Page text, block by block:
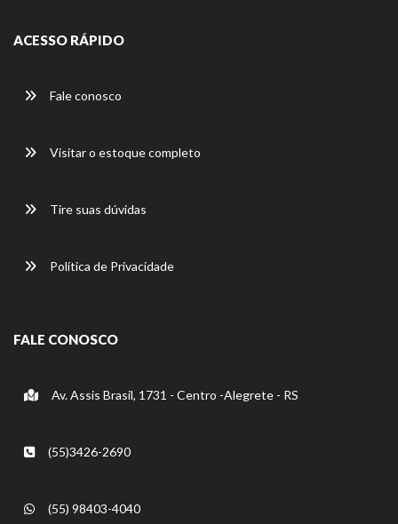
ACESSO RÁPIDO
Fale conosco
Visitar o estoque completo
Tire suas dúvidas
Política de Privacidade
FALE CONOSCO
Av. Assis Brasil, 1731 - Centro -Alegrete - RS
(55)3426-2690
(55) 98403-4040